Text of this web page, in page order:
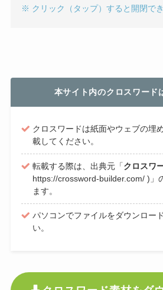
※ クリック（タップ）すると開閉で
本サイト内のクロスワード
クロスワードは紙面やウェブの埋
載してください。
転載する際は、出典元「クロスワ
https://crossword-builder.com/ )」
ます。
パソコンでファイルをダウンロー
い。